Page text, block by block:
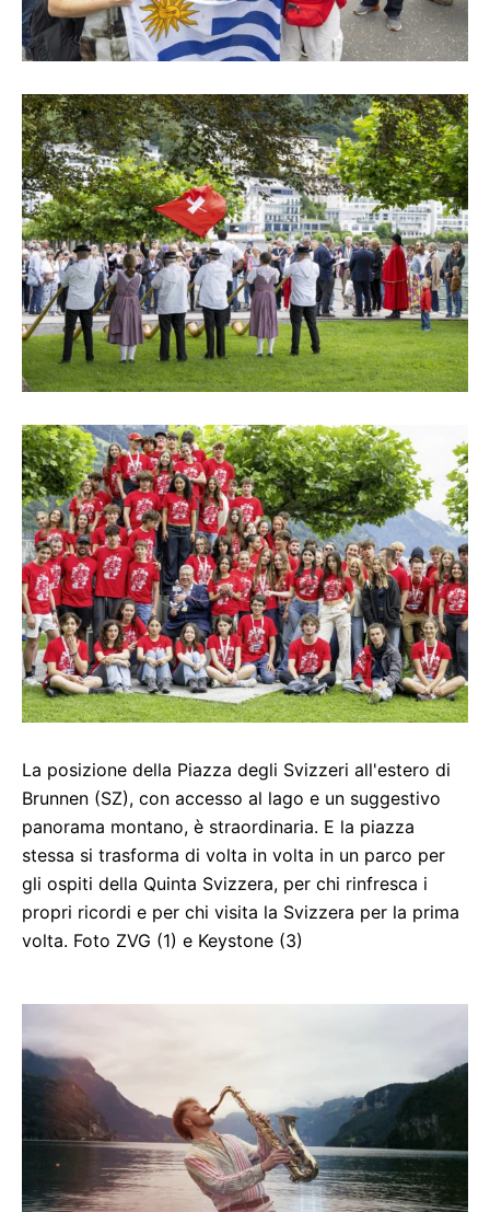
La posizione della Piazza degli Svizzeri all'estero di
Brunnen (SZ), con accesso al lago e un suggestivo
panorama montano, è straordinaria. E la piazza
stessa si trasforma di volta in volta in un parco per
gli ospiti della Quinta Svizzera, per chi rinfresca i
propri ricordi e per chi visita la Svizzera per la prima
volta. Foto ZVG (1) e Keystone (3)